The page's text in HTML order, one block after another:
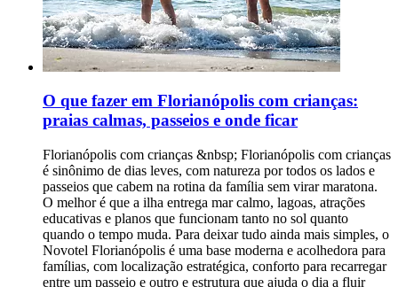
O que fazer em Florianópolis com crianças:
praias calmas, passeios e onde ficar
Florianópolis com crianças &nbsp; Florianópolis com crianças é sinônimo de dias leves, com natureza por todos os lados e passeios que cabem na rotina da família sem virar maratona. O melhor é que a ilha entrega mar calmo, lagoas, atrações educativas e planos que funcionam tanto no sol quanto quando o tempo muda. Para deixar tudo ainda mais simples, o Novotel Florianópolis é uma base moderna e acolhedora para famílias, com localização estratégica, conforto para recarregar entre um passeio e outro e estrutura que ajuda o dia a fluir com tranquilidade. Continue a leitura e monte seu roteiro com escolhas certeiras, do tipo que rende sorrisos, descanso e memórias boas. &nbsp; 01. Brincar nas águas transparentes da Ilha do Campeche &nbsp; A Ilha do Campeche é um daqueles passeios que fazem os olhos brilharem, principalmente quando o mar está no modo vitrine, com água clara e tons que parecem filtro. Para ir com crianças, a dica de local é simples: escolha um dia de mar calmo e olhe a previsão, porque a experiência muda bastante quando venta. Na areia, o clima é de praia preservada. A água costuma ser transparente e convidativa, mas o mar não é uma piscina, então vale entrar devagar e sempre perto da beira, especialmente com pequenos. &nbsp; É um passeio bom para crianças pequenas? &nbsp; Para crianças maiores, costuma ser um programa delicioso, com tempo para banho e para explorar a praia com tranquilidade. Para bebês e crianças até 3 anos, o ideal é pensar em um passeio mais guiado pelos adultos, com banho rápido, sombra garantida e menos expectativa de “ficar o dia todo”.&nbsp;O ponto que mais pesa para os menores é o barco. Se a criança enjoa fácil ou tem sensibilidade a balanço, vale escolher horários com mar mais estável e levar o básico para conforto, como água, lanche leve e uma troca de roupa seca. &nbsp; Mar, profundidade e entrada na água &nbsp; Em dias bons, a entrada costuma ser amigável, com faixa rasa que dá para brincar perto da margem. Ainda assim, a profundidade pode variar e em alguns trechos o mar “cai” mais rápido, então o melhor é evitar avançar e escolher a parte mais tranquila da praia.&nbsp;Correnteza e ondas dependem muito do vento e da maré. Um detalhe que moradores sempre observam é a cor e o desenho da água, quando ela está mais lisa e clara, o banho costuma ser mais seguro e mais gostoso. &nbsp; Deslocamento e barco: o que vale planejar &nbsp; Os barcos para a Ilha do Campeche costumam sair de pontos como Barra da Lagoa, Armação e região do Campeche. Isso muda completamente o ritmo do dia, porque o deslocamento até o embarque pode tomar um bom tempo, principalmente em alta temporada. O trajeto de barco é parte do passeio. Em mar calmo, costuma ser tranquilo e rápido, já em dias de vento o balanço aumenta e pode cansar, especialmente crianças pequenas e quem enjoa com facilidade. Vale sair cedo e confirmar horário de retorno, porque a permanência na ilha é geralmente limitada, muitas vezes por volta de quatro horas. Na prática, o tempo passa rápido entre desembarque, banho e pausa para lanche. Reserva e organização ajudam muito. Se você vai com crianças, prefira horários com menos fila, chegue com antecedência e leve o essencial já separado para embarcar sem correria.&nbsp;Carrinho de bebê tende a ser pouco prático, tanto no embarque quanto na areia. Um canguru ou suporte leve costuma facilitar, deixando as mãos livres e o passeio mais confortável. &nbsp; Infraestrutura na ilha &nbsp; A Ilha do Campeche é preservada, então não espere a estrutura de uma praia urbana. Pense em sombra como item essencial, porque a sombra natural é limitada e você pode depender de guarda-sol. Levar água e lanches é uma decisão inteligente, principalmente com crianças. Para alimentação, o ideal é não contar com muitas opções e sempre ter um plano simples na mochila, como frutas, biscoitos, sanduíche e itens para hidratar. Sobre trilhas guiadas, algumas experiências podem ter custo extra e nem sempre são adequadas para todas as idades. Se estiver com crianças pequenas, priorize o banho e a praia, que já entregam o melhor do passeio. &nbsp; Custos reais e planejamento do tempo &nbsp; Na prática, a Ilha do Campeche ocupa um pedaço grande do dia. Se você tem só dois ou três dias em Florianópolis, inclua o passeio com consciência, porque ele pode limitar outras experiências que também são ótimas com crianças.&nbsp; Na alta temporada, as saídas ficam mais disputadas e filas podem aparecer, principalmente em horários clássicos. A dica é reservar com antecedência e escolher horários que reduzam espera, porque ninguém merece surpresa ruim com criança ansiosa. Se a família quer um dia especial de praia e está disposta ao ritmo do barco, a Ilha do Campeche pode ser um dos momentos mais bonitos da viagem. Quando o planejamento é simples e o mar ajuda, vira lembrança para guardar com carinho. &nbsp; 02. Passear de barco pirata em Canasvieiras&nbsp; &nbsp; Entre os lugares para ir com crianças em Florianópolis, o barco pirata em Canasvieiras costuma virar o programa mais “uau” do dia. A embarcação é temática, a tripulação vai caracterizada e o passeio acontece com música, brincadeiras e clima leve do começo ao fim. &nbsp; Quanto custa e quem paga meia &nbsp; Os valores variam conforme o roteiro e a antecedência da compra, mas, em geral, ficam entre R$ 140 e R$ 260 por pessoa. Para crianças, a regra mais comum é clara: 0 a 5 anos não pagam e 6 a 10 anos pagam meia, com apresentação de documento. &nbsp; O que está incluso, e o que costuma ficar por conta da família &nbsp; O passeio inclui a navegação e a animação a bordo, com paradas que mudam conforme a opção escolhida. Nos roteiros mais longos, pode haver parada para banho e parada para almoço, mas a refeição normalmente é opcional e não inclusa. Em roteiros com visita a Anhatomirim, existe a possibilidade de taxa de visitação paga à parte, e há casos em que o pagamento é somente em dinheiro no local. &nbsp; Lanches, água e o que levar &nbsp; Você pode levar água e lanches no cooler, e há barcos que vendem bebidas e itens simples a bordo. Em algumas regras de operação, vidro não é permitido.&nbsp;Para ir com crianças, um kit básico resolve: protetor solar, boné, toalha e uma troca de roupa. Assim, a parada para banho fica mais gostosa e o pós-passeio não vira corrida. &nbsp; Dicas rápidas para ir com crianças sem perrengue &nbsp; Se a criança enjoa em barco, vale priorizar um dia de mar mais calmo, escolher um assento mais central e levar água em pequenos goles. Se for algo recorrente, converse com o pediatra antes da viagem para decidir o que faz sentido.&nbsp;Sobre segurança, as operações informam que há coletes salva-vidas e flutuantes para adultos e crianças, e a equipe orienta o uso durante o passeio. Carrinho de bebê tende a ser pouco prático, porque o embarque e a circulação no barco pedem mãos livres. Para pequenos, um canguru ou suporte leve costuma facilitar o dia. Para fechar, este é um dos&nbsp;lugares para conhecer em Florianópolis com crianças quando você quer combinar paisagem bonita com um programa animado e fácil de encaixar no roteiro, especialmente se você reservar com antecedência para evitar lotação e filas no embarque. &nbsp; 03. Nadar na Lagoa do Peri &nbsp; A Lagoa do Peri, no sul da ilha, é água doce, calma e com clima de refúgio, ótima para uma pausa fora do agito das praias oceânicas. As margens têm faixa de areia, áreas verdes e estrutura que facilita o dia com crianças, como banheiros e até parquinho, além de trilhas para quem quer esticar o passeio sem pressa. Se a sua dúvida é&nbsp;onde levar crianças em Florianópolis, pense nela como um programa que funciona com pouca produção: leva toalha, lanche, protetor solar e pronto. Só vale um cuidado bem local, a balneabilidade é monitorada e pode variar, então, antes de entrar na água, confira a condição do dia, principalmente em semanas de maior movimento. Para&nbsp;o que fazer em Florianópolis em julho com crianças, a Lagoa do Peri encaixa muito bem em dias de sol de inverno, quando a água fica mais fria e o passeio ganha cara de piquenique com caminhada leve. Se der para molhar os pés e brincar na beira, ótimo, se não, a paisagem e a tranquilidade já entregam um dos momentos mais gostosos do roteiro. &nbsp; 04. Brincar na Praia da Daniela &nbsp; A Praia da Daniela, no norte da ilha, tem mar bem calmo e raso, com cara de “piscina” devido à influência da Baía Norte, por isso muita gente coloca o lugar na lista de melhor praia de Florianópolis para crianças. O charme está na simplicidade: faixa de areia clara para brincar, água gostosa para entrar devagar e um clima residencial que deixa tudo mais tranquilo. A estrutura é enxuta, costuma ter poucos quiosques, então vale chegar com água, lanche e o essencial para o sol, assim o passeio rende sem improviso. Para um&nbsp;passeio com crianças em Florianópolis que funcione de ponta a ponta, vá cedo para pegar a praia mais vazia, escolha um canto com mais espaço para montar base e combine com uma caminhada curta pela região. Daniela é daquelas escolhas que não exigem grandes planos, só um ritmo leve e tempo para brincar. &nbsp; 05. Ver os peixes na Praia da Lagoinha do Norte &nbsp; Pequena, charmosa e com mar tão calmo que parece piscina, a Lagoinha do Norte costuma entrar fácil na lista de melhores praias de Florianópolis para crianças, sobretudo quando a ideia é brincar na água sem sustos. As águas são cristalinas e rasas em boa parte da faixa de banho, o que deixa o passeio mais leve para famílias com pequenos. O detalhe que encanta as crianças é simples: perto dos costões, dá para observar peixinhos com máscara e snorkel, como quem descobre um aquário ao ar livre. Em dias de sol, a água costuma ficar mais morna do que em outras praias da ilha e as ondas são bem fraquinhas, ótimo para entrar devagar e aproveitar com calma. Se você está montando sua lista de&nbsp;o que fazer em Floripa com crianças, pense nela como um programa de manhã